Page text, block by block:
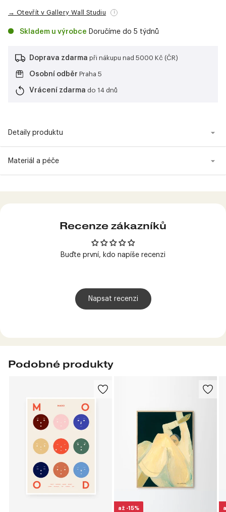
→ Otevřít v Gallery Wall Studiu i
Skladem u výrobce Doručíme do 5 týdnů
Doprava zdarma při nákupu nad 5000 Kč (ČR)
Osobní odběr Praha 5
Vrácení zdarma do 14 dnů
Detaily produktu
Materiál a péče
Recenze zákazníků
Buďte první, kdo napíše recenzi
Napsat recenzi
Podobné produkty
až -15%